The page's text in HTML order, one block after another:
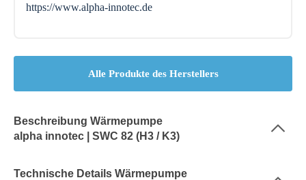
https://www.alpha-innotec.de
Alle Produkte des Herstellers
Beschreibung Wärmepumpe
alpha innotec | SWC 82 (H3 / K3)
Technische Details Wärmepumpe